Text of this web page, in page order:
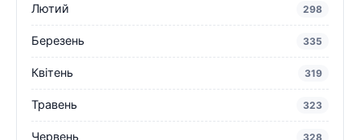
Лютий 298
Березень 335
Квітень 319
Травень 323
Червень 328